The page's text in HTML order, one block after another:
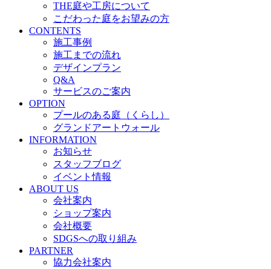
THE庭や工房について
こだわった庭をお望みの方
CONTENTS
施工事例
施工までの流れ
デザインプラン
Q&A
サービスのご案内
OPTION
プールのある庭（くらし）
グランドアートウォール
INFORMATION
お知らせ
スタッフブログ
イベント情報
ABOUT US
会社案内
ショップ案内
会社概要
SDGSへの取り組み
PARTNER
協力会社案内